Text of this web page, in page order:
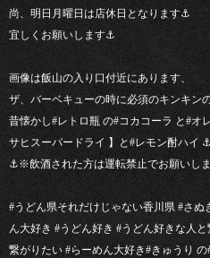
尚、明日月曜日は店休日となります⚓︎
宜しくお願いします⚓︎
画像は飯山の入り口付近にあります、
ザ、バーベキューの時に必須のキンキン
昔懐かし#レトロ瓶 の#コカコーラ と#オ
サヒスーパードライ 】と#レモン酎ハイ
⚓︎※飲酒された方は運転禁止でお願いし
#うどん県それだけじゃない香川県 #さぬ
ん大好き #うどん好き #うどん好きな人
繋がりたい #らーめん大好き#きゅうり